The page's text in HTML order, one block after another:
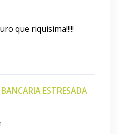
que riquisima!!!!!
ESTRESADA